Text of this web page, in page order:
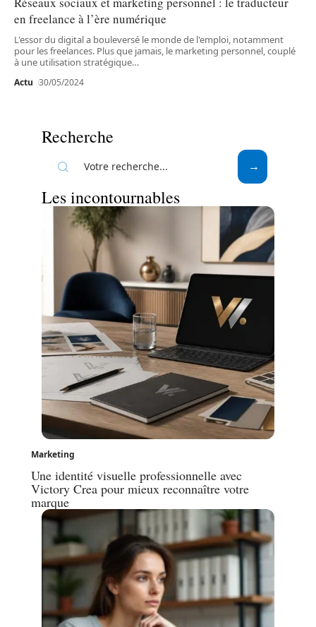
en freelance à l’ère numérique
L'essor du digital a bouleversé le monde de l'emploi, notamment
pour les freelances. Plus que jamais, le marketing personnel, couplé
à une utilisation stratégique…
Actu 30/05/2024
Recherche
Les incontournables
Marketing
Une identité visuelle professionnelle avec
Victory Crea pour mieux reconnaître votre
marque